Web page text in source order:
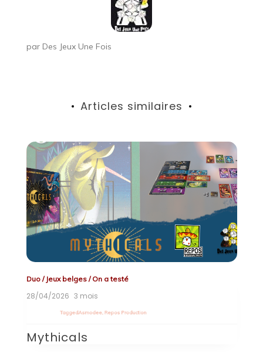
par Des Jeux Une Fois
Articles similaires
Duo/ Jeux belges/On a testé
28/04/2026 3 mois
Asmodee,Repos Production
Mythicals